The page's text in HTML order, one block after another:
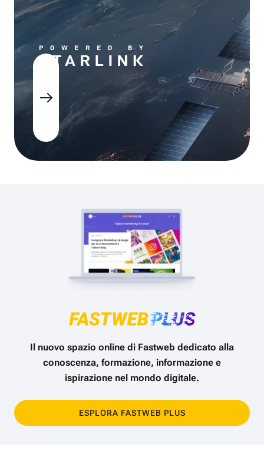
Il nuovo spazio online di Fastweb dedicato alla
conoscenza, formazione, informazione e
ispirazione nel mondo digitale.
ESPLORA FASTWEB PLUS